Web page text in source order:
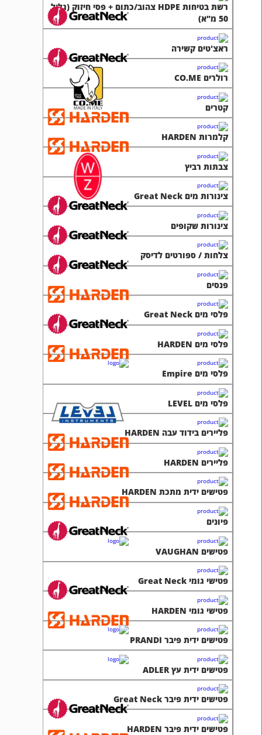
רשת בטיחות HDPE צהוב/כתום + פסי חיזוק (גליל
50 מ"א)
ראצ'טים קשירה
רולרים CO.ME
קטרים
קלמרות HARDEN
צבתות רביץ
צינורות מים Great Neck
צינורות שקופים
צלחות / ספורטים לדיסק
פנסים
פלסי מים Great Neck
פלסי מים HARDEN
פלסי מים Empire
פלסי מים LEVEL
פליירים בידוד עבה HARDEN
פליירים HARDEN
פטישים ידית מתכת HARDEN
פיונים
פטישים VAUGHAN
פטישי גומי Great Neck
פטישי גומי HARDEN
פטישים ידית פיבר PRANDI
פטישים ידית עץ ADLER
פטישים ידית פיבר Great Neck
פטישים ידית פיבר HARDEN